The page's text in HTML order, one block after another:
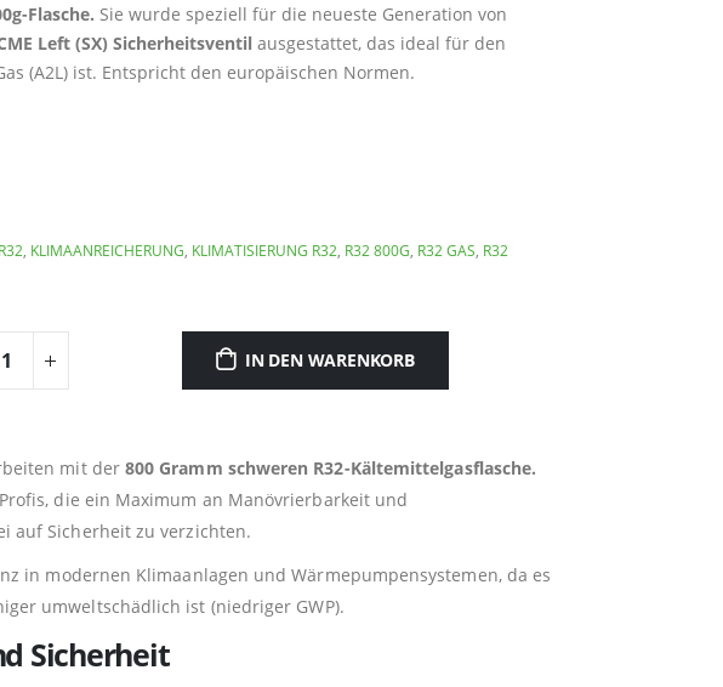
Flasche. Sie wurde speziell für die neueste Generation von
Left (SX) Sicherheitsventilausgestattet, das ideal für den
(A2L) ist. Entspricht den europäischen Normen.
, KLIMAANREICHERUNG, KLIMATISIERUNG R32, R32 800G, R32 GAS, R32
IN DEN WARENKORB
mit der 800 Gramm schweren R32-Kältemittelgasflasche.
die ein Maximum an Manövrierbarkeit und
auf Sicherheit zu verzichten.
in modernen Klimaanlagen und Wärmepumpensystemen, da es
umweltschädlich ist (niedriger GWP).
Sicherheit